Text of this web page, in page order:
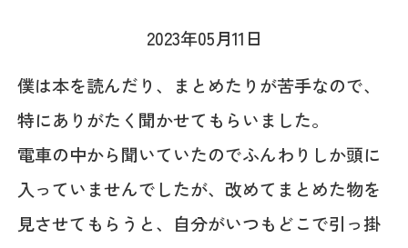
2023年05月11日
僕は本を読んだり、まとめたりが苦手なので、
特にありがたく聞かせてもらいました。
電車の中から聞いていたのでふんわりしか頭に
入っていませんでしたが、改めてまとめた物を
見させてもらうと、自分がいつもどこで引っ掛